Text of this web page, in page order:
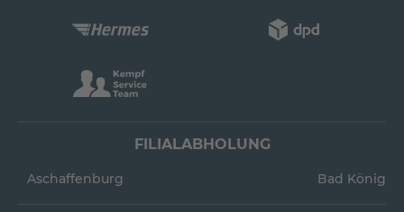
FILIALABHOLUNG
Aschaffenburg Bad König